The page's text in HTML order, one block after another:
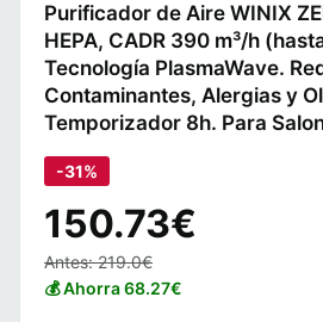
Purificador de Aire WINIX
HEPA, CADR 390 m³/h
Tecnología PlasmaWave.
Contaminantes, Alergias y
Temporizador 8h. Para
-31%
150.73€
Antes: 219.0€
💰 Ahorra 68.27€